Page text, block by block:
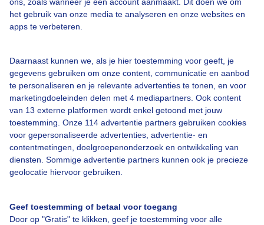
het gebruik van onze media te analyseren en onze websites en
apps te verbeteren.
Daarnaast kunnen we, als je hier toestemming voor geeft, je
gegevens gebruiken om onze content, communicatie en aanbod
te personaliseren en je relevante advertenties te tonen, en voor
marketingdoeleinden delen met 4 mediapartners. Ook content
van 13 externe platformen wordt enkel getoond met jouw
toestemming. Onze 114 advertentie partners gebruiken cookies
voor gepersonaliseerde advertenties, advertentie- en
contentmetingen, doelgroepenonderzoek en ontwikkeling van
diensten. Sommige advertentie partners kunnen ook je precieze
geolocatie hiervoor gebruiken.
Geef toestemming of betaal voor toegang
Door op "Gratis" te klikken, geef je toestemming voor alle
Over Buienradar
Bedrijfsgegevens
Contact